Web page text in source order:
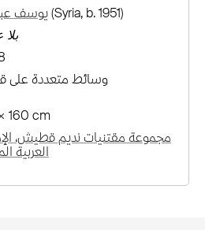
يوسف(Syria, b. 1951)
وسائط متعددة على
160 cm
مجموعة مقتنيات نديم قطيش،
العربية